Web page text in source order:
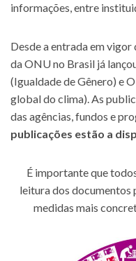
informações, entre
Desde a entrada em
da ONU no Brasil já
(Igualdade de Gênero) e
global do clima). As
das agências, fundos e
publicações estão a
É importante que
leitura dos documentos
medidas mais